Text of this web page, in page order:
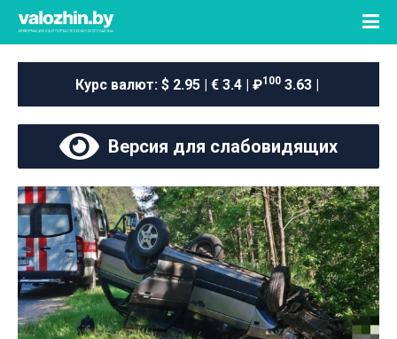
Курс валют: $ 2.95 | € 3.4 | ₽1003.63 |
Версия для слабовидящих